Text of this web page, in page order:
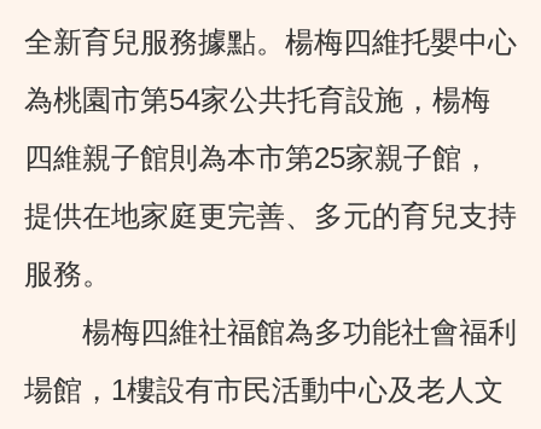
全新育兒服務據點。楊梅四維托嬰中心
為桃園市第54家公共托育設施，楊梅
四維親子館則為本市第25家親子館，
提供在地家庭更完善、多元的育兒支持
服務。
楊梅四維社福館為多功能社會福利
場館，1樓設有市民活動中心及老人文